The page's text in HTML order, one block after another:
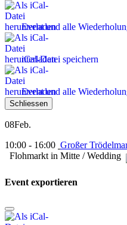
Event und alle
iCal-Datei speichern
Event und alle
Schliessen
08Feb.
10:00 - 16:00 Großer
Flohmarkt in Mitte / Wedding
Event exportieren